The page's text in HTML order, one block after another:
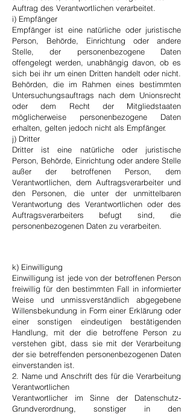
Auftrag des Verantwortlichen verarbeitet.
i) Empfänger
Empfänger ist eine natürliche oder juristische
Person, Behörde, Einrichtung oder andere
Stelle, der personenbezogene Daten
offengelegt werden, unabhängig davon, ob es
sich bei ihr um einen Dritten handelt oder nicht.
Behörden, die im Rahmen eines bestimmten
Untersuchungsauftrags nach dem Unionsrecht
oder dem Recht der Mitgliedstaaten
möglicherweise personenbezogene Daten
erhalten, gelten jedoch nicht als Empfänger.
j) Dritter
Dritter ist eine natürliche oder juristische
Person, Behörde, Einrichtung oder andere Stelle
außer der betroffenen Person, dem
Verantwortlichen, dem Auftragsverarbeiter und
den Personen, die unter der unmittelbaren
Verantwortung des Verantwortlichen oder des
Auftragsverarbeiters befugt sind, die
personenbezogenen Daten zu verarbeiten.
k) Einwilligung
Einwilligung ist jede von der betroffenen Person
freiwillig für den bestimmten Fall in informierter
Weise und unmissverständlich abgegebene
Willensbekundung in Form einer Erklärung oder
einer sonstigen eindeutigen bestätigenden
Handlung, mit der die betroffene Person zu
verstehen gibt, dass sie mit der Verarbeitung
der sie betreffenden personenbezogenen Daten
einverstanden ist.
2. Name und Anschrift des für die Verarbeitung
Verantwortlichen
Verantwortlicher im Sinne der Datenschutz-
Grundverordnung, sonstiger in den